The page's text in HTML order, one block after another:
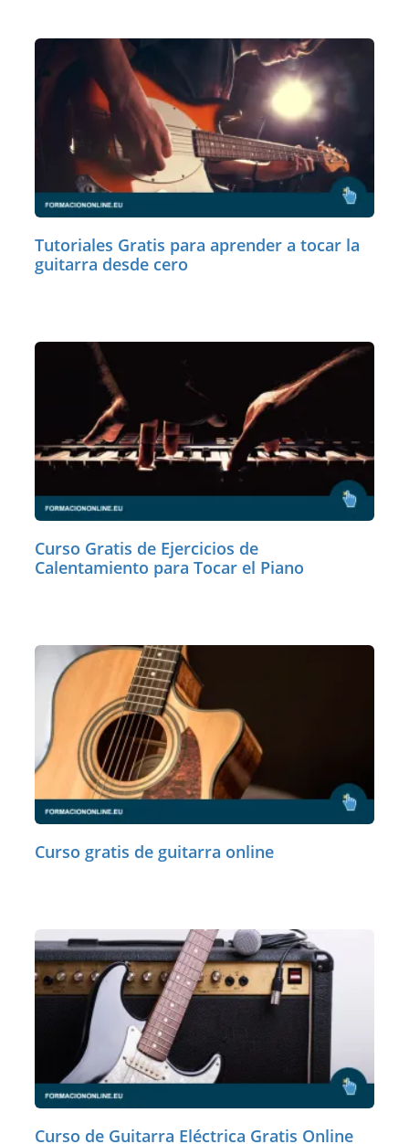
Tutoriales Gratis para aprender a tocar la
guitarra desde cero
Curso Gratis de Ejercicios de
Calentamiento para Tocar el Piano
Curso gratis de guitarra online
Curso de Guitarra Eléctrica Gratis Online